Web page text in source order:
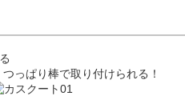
っぱり棒で取り付けられる！